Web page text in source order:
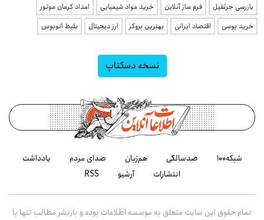
بازرسی جرثقیل فرم ساز آنلاین خرید مواد شیمیایی
امداد کرمان موتور
خرید یوسی
اقتصاد ایرانی بهترین بروکر ارز دیجیتال بلیط اتوبوس
نسخه دسکتاپ
شبکه۱۰۰ صدسالگی هم‌زبان صدای مردم
یادداشت
انتشارات
آرشیو RSS
تمام حقوق این سایت متعلق به موسسه اطلاعات بوده و بازنشر مطالب تنها با